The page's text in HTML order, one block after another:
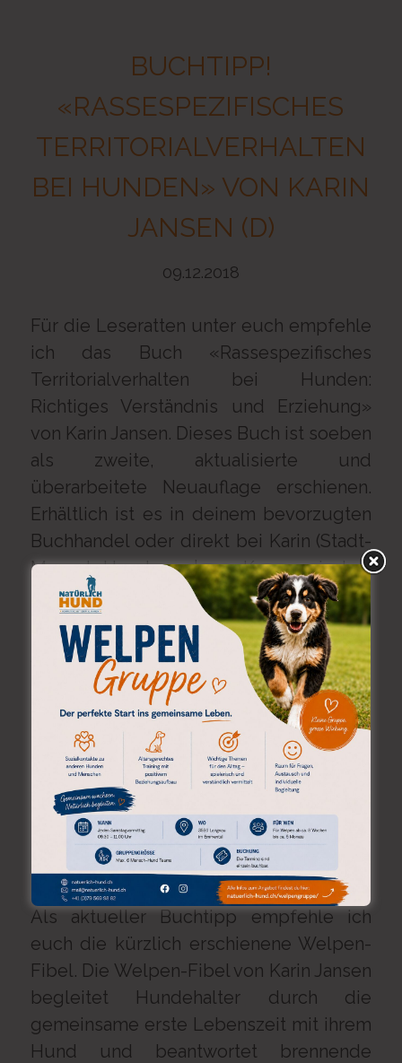
BUCHTIPP!
«RASSESPEZIFISCHES
TERRITORIALVERHALTEN
BEI HUNDEN» VON KARIN
JANSEN (D)
09.12.2018
Für die Leseratten unter euch empfehle
ich das Buch «Rassespezifisches
Territorialverhalten bei Hunden:
Richtiges Verständnis und Erziehung»
von Karin Jansen. Dieses Buch ist soeben
als zweite, aktualisierte und
überarbeitete Neuauflage erschienen.
Erhältlich ist es in deinem bevorzugten
Buchhandel oder direkt bei Karin (Stadt-
Mensch-Hund | Kynogogisches
Zentrum) im Beuteladen. Viel Spass
beim Lesen!
Weiterlesen
BUCHTIPP! DIE WELPEN-
FIBEL VON KARIN JANSEN
21.09.2018
Als aktueller Buchtipp empfehle ich
euch die kürzlich erschienene Welpen-
Fibel. Die Welpen-Fibel von Karin Jansen
begleitet Hundehalter durch die
gemeinsame erste Lebenszeit mit ihrem
Hund und beantwortet brennende